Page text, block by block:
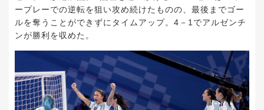
ープレーでの逆転を狙い攻め続けたものの、最後までゴー
ルを奪うことができずにタイムアップ。4－1でアルゼンチ
ンが勝利を収めた。